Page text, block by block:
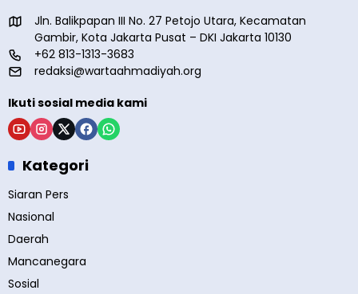
Jln. Balikpapan III No. 27 Petojo Utara, Kecamatan
Gambir, Kota Jakarta Pusat – DKI Jakarta 10130
+62 813-1313-3683
redaksi@wartaahmadiyah.org
Ikuti sosial media kami
Kategori
Siaran Pers
Nasional
Daerah
Mancanegara
Sosial